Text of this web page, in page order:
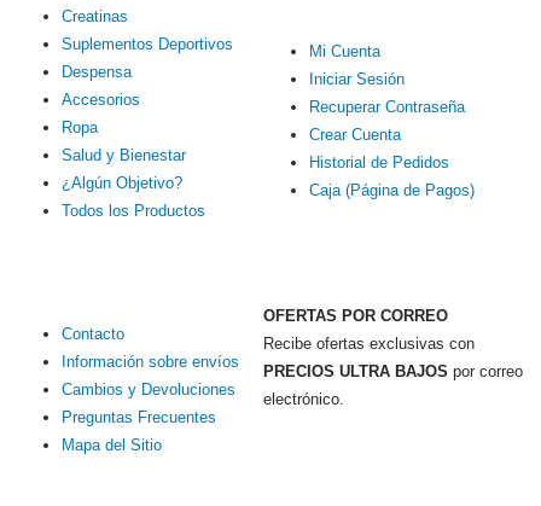
Creatinas
Suplementos Deportivos
Despensa
Accesorios
Ropa
Salud y Bienestar
¿Algún Objetivo?
Todos los Productos
Mi Cuenta
Iniciar Sesión
Recuperar Contraseña
Crear Cuenta
Historial de Pedidos
Caja (Página de Pagos)
Contacto
Información sobre envíos
Cambios y Devoluciones
Preguntas Frecuentes
Mapa del Sitio
OFERTAS POR CORREO
Recibe ofertas exclusivas con
PRECIOS ULTRA BAJOS por correo
electrónico.